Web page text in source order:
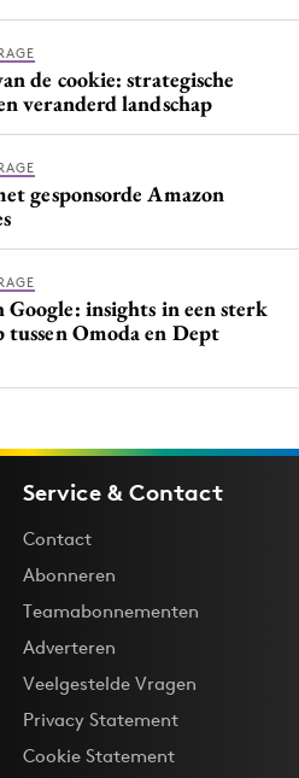
de cookie: strategische
veranderd landschap
gesponsorde Amazon
insights in een sterk
Omoda en Dept
Service & Contact
Contact
Abonneren
Teamabonnementen
Adverteren
Veelgestelde Vragen
Privacy Statement
Cookie Statement